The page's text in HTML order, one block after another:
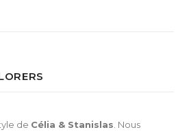
de Célia & Stanislas . Nous